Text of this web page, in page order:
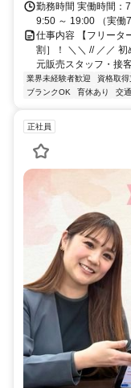
勤務時間 実働時間：
9:50 ～ 19:00 （実働
仕事内容 【フリータ
割］！ ＼＼ // ／／ 初
元販売スタッフ・接
業界未経験者歓迎 資格取得
ブランクOK
育休あり 交
正社員